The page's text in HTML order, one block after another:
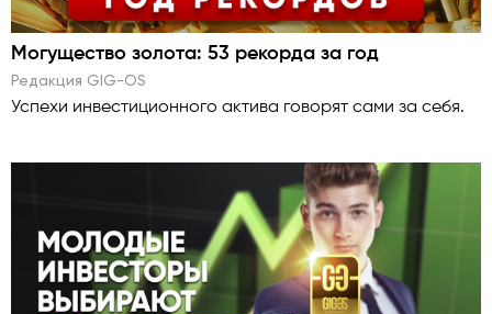
Могущество золота: 53 рекорда за год
Редакция GlG-OS
Успехи инвестиционного актива говорят сами за себя.